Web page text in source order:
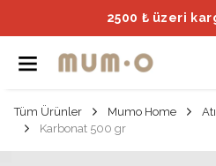
2500 ₺ üzeri
Tüm Ürünler Mumo Home
Karbonat 500 gr